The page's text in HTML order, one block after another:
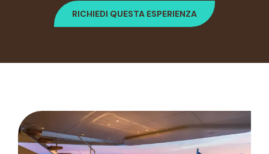
RICHIEDI QUESTA ESPERIENZA